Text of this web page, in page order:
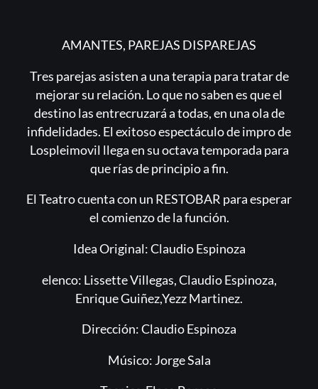
AMANTES, PAREJAS DISPAREJAS
Tres parejas asisten a una terapia para tratar de
mejorar su relación. Lo que no saben es que el
destino las entrecruzará a todas, en una ola de
infidelidades. El exitoso espectáculo de impro de
Lospleimovil llega en su octava temporada para
que rías de principio a fin.
El Teatro cuenta con un RESTOBAR para esperar
el comienzo de la función.
Idea Original: Claudio Espinoza
elenco: Lissette Villegas, Claudio Espinoza,
Enrique Guiñez,Yezz Martinez.
Dirección: Claudio Espinoza
Músico: Jorge Sala